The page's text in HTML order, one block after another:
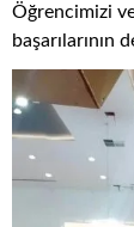
Öğrencimizi
başarılarının